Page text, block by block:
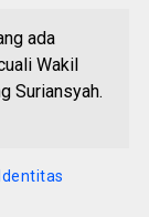
ada
Wakil
Suriansyah.